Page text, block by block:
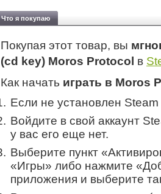
Что я покупаю
Покупая этот товар, вы
(cd key) Moros Protocol в
Как начать играть в Moros
Если не установлен
Войдите в свой аккаунт
у вас его еще нет.
Выберите пункт
«Игры» либо нажмите
приложения и выберите